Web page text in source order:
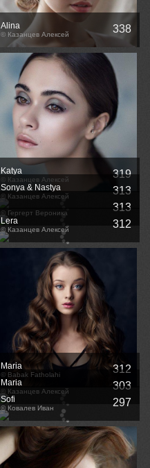
Alina
© Казанцев Алексей 338
Katya
© Казанцев Алексей 319
Sonya & Nastya
© Казанцев Алексей 313
© Гергерт Вероника 313
Lera
© Казанцев Алексей 312
Maria
© Babak Fatholahi 312
Maria
© Казанцев Алексей 303
Sofi
© Ковалев Иван 297